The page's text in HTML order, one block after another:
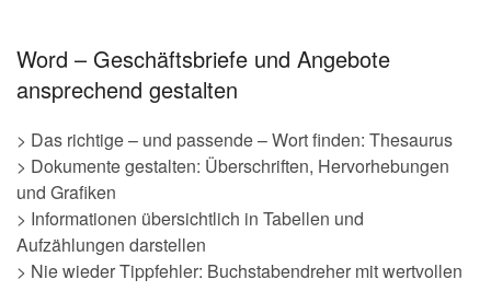
Word – Geschäftsbriefe und Angebote
ansprechend gestalten
> Das richtige – und passende – Wort finden: Thesaurus
> Dokumente gestalten: Überschriften, Hervorhebungen
und Grafiken
> Informationen übersichtlich in Tabellen und
Aufzählungen darstellen
> Nie wieder Tippfehler: Buchstabendreher mit wertvollen